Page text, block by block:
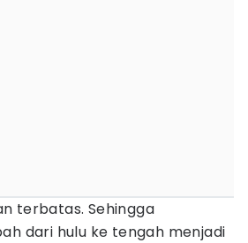
terbatas. Sehingga
dari hulu ke tengah menjadi